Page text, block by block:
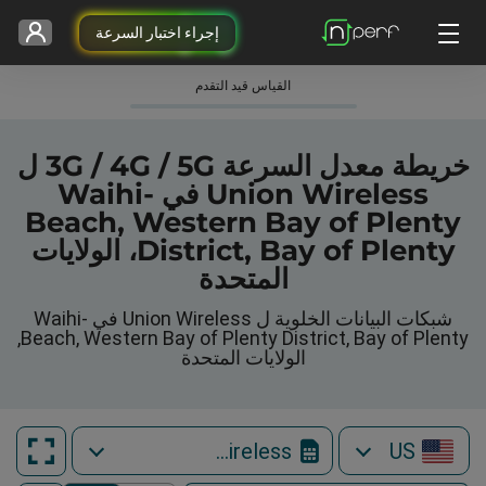
إجراء اختبار السرعة
القياس قيد التقدم
خريطة معدل السرعة 3G / 4G / 5G ل
Union Wireless في Waihi-
Beach, Western Bay of Plenty
District, Bay of Plenty، الولايات
المتحدة
شبكات البيانات الخلوية ل Union Wireless في Waihi-
Beach, Western Bay of Plenty District, Bay of Plenty,
الولايات المتحدة
US
Union Wireless